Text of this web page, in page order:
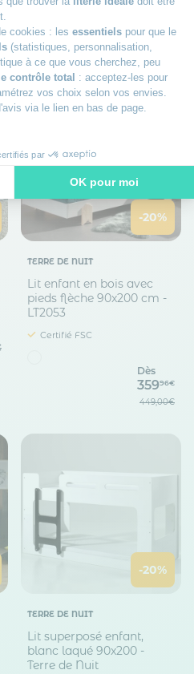
cookies : les essentiels pour que le
(statistiques, personnalisation,
à ce que vous cherchez, peu
contrôle total
: acceptez-les pour
vos choix selon vos envies.
via le lien en bas de page.
par
OK pour moi
: Personnalisez vos
d'adapter et de gérer vos
Dès
594
-20%
TERRE DE NUIT
Lit enfant en bois avec
pieds flèche 90x200 cm -
LT2053
Certifié FSC
Dès
35996€
449,00€
-20%
TERRE DE NUIT
Lit superposé enfant,
blanc laqué 90x200 -
Terre de Nuit